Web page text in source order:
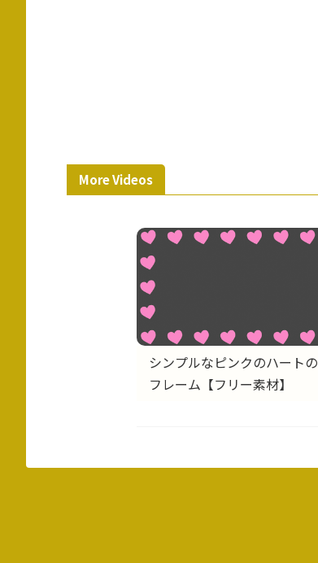
More Videos
シンプルなピンクのハートの
フレーム【フリー素材】